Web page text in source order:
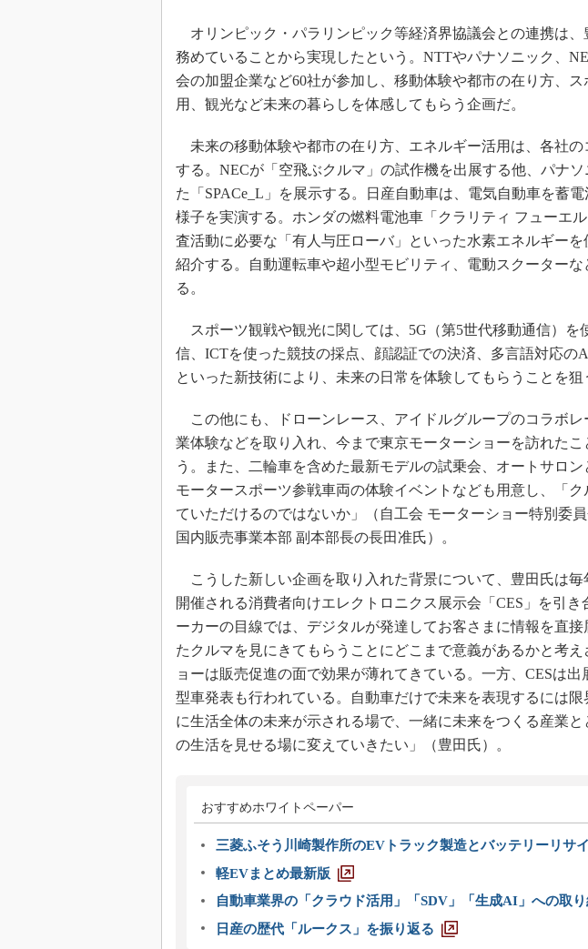
オリンピック・パラリンピック等経済界協議会との連携は、
務めていることから実現したという。NTTやパナソニック、
会の加盟企業など60社が参加し、移動体験や都市の在り方、
用、観光など未来の暮らしを体感してもらう企画だ。
未来の移動体験や都市の在り方、エネルギー活用は、各社の
する。NECが「空飛ぶクルマ」の試作機を出展する他、パナソ
た「SPACe_L」を展示する。日産自動車は、電気自動車を蓄
様子を実演する。ホンダの燃料電池車「クラリティ フューエ
査活動に必要な「有人与圧ローバ」といった水素エネルギー
紹介する。自動運転車や超小型モビリティ、電動スクーター
る。
スポーツ観戦や観光に関しては、5G（第5世代移動通信）を
信、ICTを使った競技の採点、顔認証での決済、多言語対応の
といった新技術により、未来の日常を体験してもらうことを狙
この他にも、ドローンレース、アイドルグループのコラボレ
業体験などを取り入れ、今まで東京モーターショーを訪れた
う。また、二輪車を含めた最新モデルの試乗会、オートサロ
モータースポーツ参戦車両の体験イベントなども用意し、「
ていただけるのではないか」（自工会 モーターショー特別委
国内販売事業本部 副本部長の長田准氏）。
こうした新しい企画を取り入れた背景について、豊田氏は毎
開催される消費者向けエレクトロニクス展示会「CES」を引き
ーカーの目線では、デジタルが発達してお客さまに情報を直
たクルマを見にきてもらうことにどこまで意義があるかと考
ョーは販売促進の面で効果が薄れてきている。一方、CESは
型車発表も行われている。自動車だけで未来を表現するには限
に生活全体の未来が示される場で、一緒に未来をつくる産業
の生活を見せる場に変えていきたい」（豊田氏）。
おすすめホワイトペーパー
三菱ふそう川崎製作所のEVトラック製造とバッテリーリサ
軽EVまとめ最新版
自動車業界の「クラウド活用」「SDV」「生成AI」への取
日産の歴代「ルークス」を振り返る